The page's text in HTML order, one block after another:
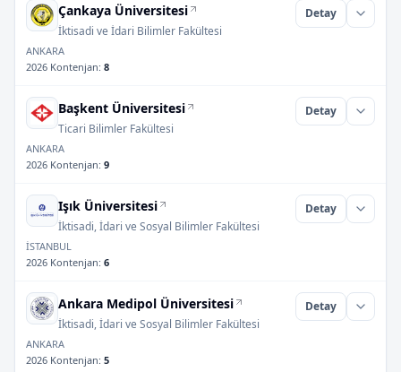
Çankaya Üniversitesi
İktisadi ve İdari Bilimler Fakültesi
Detay
ANKARA
2026 Kontenjan: 8
Başkent Üniversitesi
Ticari Bilimler Fakültesi
Detay
ANKARA
2026 Kontenjan: 9
Işık Üniversitesi
İktisadi, İdari ve Sosyal Bilimler Fakültesi
Detay
İSTANBUL
2026 Kontenjan: 6
Ankara Medipol Üniversitesi
İktisadi, İdari ve Sosyal Bilimler Fakültesi
Detay
ANKARA
2026 Kontenjan: 5